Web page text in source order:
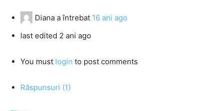
Diana a întrebat 16 ani ago
last edited 2 ani ago
You must login to post comments
Răspunsuri (1)